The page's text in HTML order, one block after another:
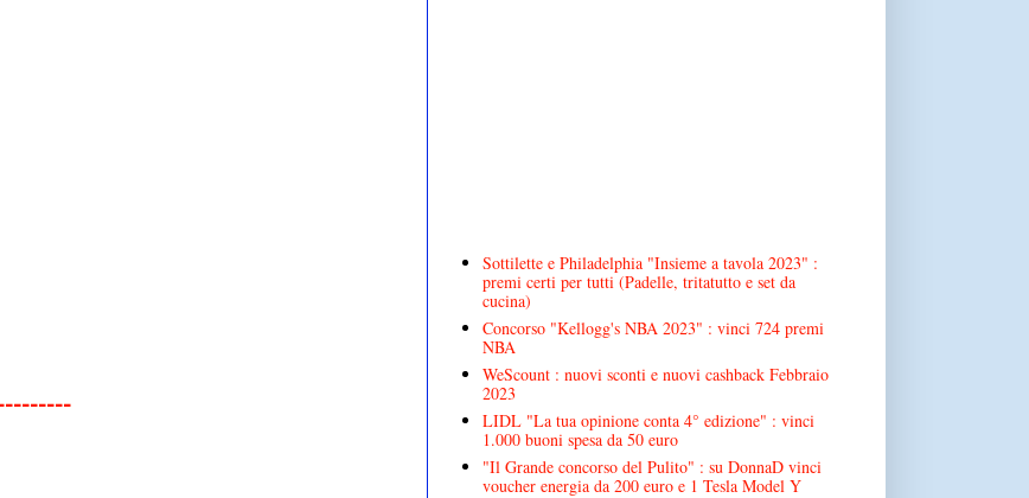
Sottilette e Philadelphia "Insieme a tavola 2023" :
premi certi per tutti (Padelle, tritatutto e set da
cucina)
Concorso "Kellogg's NBA 2023" : vinci 724 premi
NBA
WeScount : nuovi sconti e nuovi cashback Febbraio
2023
LIDL "La tua opinione conta 4° edizione" : vinci
1.000 buoni spesa da 50 euro
"Il Grande concorso del Pulito" : su DonnaD vinci
voucher energia da 200 euro e 1 Tesla Model Y